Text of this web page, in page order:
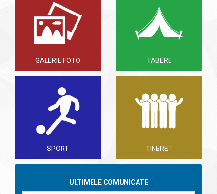
GALERIE FOTO TABERE
SPORT TINERET
ULTIMELE COMUNICATE